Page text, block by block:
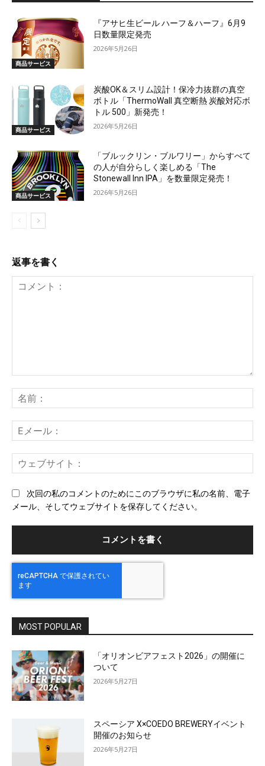
商品サービス
『アサヒ生ビール ハーフ＆ハーフ』6月9
日数量限定発売
2026年5月26日
商品サービス
炭酸OK＆スリム設計！保冷力抜群の真空
ボトル「ThermoWall 真空断熱 炭酸対応ボ
トル 500」新発売！
2026年5月26日
商品サービス
「ブルックリン・ブルワリー」からすべて
の人が自分らしく楽しめる「The
Stonewall Inn IPA」を数量限定発売！
2026年5月26日
返事を書く
ン
ト：
前
メ
ー
ェ
次回の私のコメントのためにこのブラウザに私の名前、電子
メール、そしてウェブサイトを保存してください。
MOST POPULAR
「オリオンビアフェスト2026」の開催に
ついて
2026年5月27日
スペーシア X×COEDO BREWERYイベント
開催のお知らせ
2026年5月27日